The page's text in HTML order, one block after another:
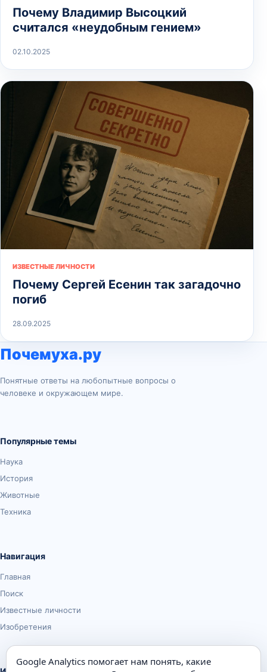
Почему Владимир Высоцкий
считался «неудобным гением»
02.10.2025
ИЗВЕСТНЫЕ ЛИЧНОСТИ
Почему Сергей Есенин так загадочно
погиб
28.09.2025
Почемуха.ру
Понятные ответы на любопытные вопросы о
человеке и окружающем мире.
Популярные темы
Наука
История
Животные
Техника
Навигация
Главная
Поиск
Известные личности
Изобретения
Google Analytics помогает нам понять, какие